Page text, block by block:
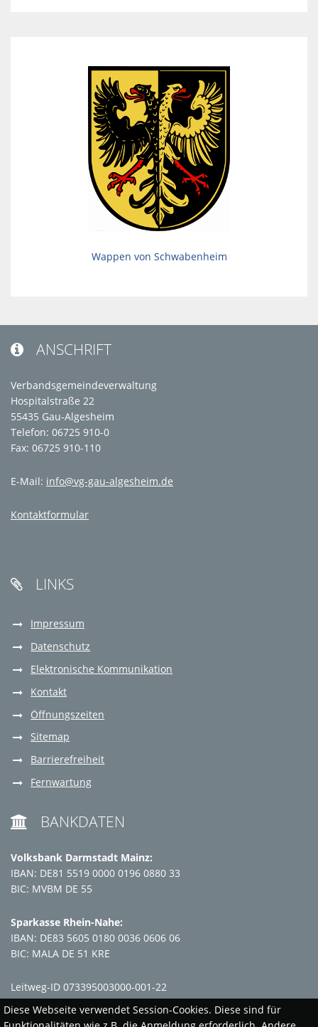
Wappen von Schwabenheim
 ANSCHRIFT
Verbandsgemeindeverwaltung
Hospitalstraße 22
55435 Gau-Algesheim
Telefon: 06725 910-0
Fax: 06725 910-110
E-Mail: info@vg-gau-algesheim.de
Kontaktformular
 LINKS
Impressum
Datenschutz
Elektronische Kommunikation
Kontakt
Öffnungszeiten
Sitemap
Barrierefreiheit
Fernwartung
 BANKDATEN
Volksbank Darmstadt Mainz:
IBAN: DE81 5519 0000 0196 0880 33
BIC: MVBM DE 55
Sparkasse Rhein-Nahe:
IBAN: DE83 5605 0180 0036 0606 06
BIC: MALA DE 51 KRE
Leitweg-ID 073395003000-001-22
Diese Webseite verwendet Session-Cookies. Diese sind für